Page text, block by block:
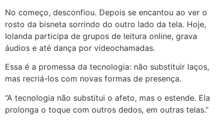
No começo, desconfiou. Depois se encantou ao ver o
rosto da bisneta sorrindo do outro lado da tela. Hoje,
Iolanda participa de grupos de leitura online, grava
áudios e até dança por videochamadas.
Essa é a promessa da tecnologia: não substituir laços,
mas recriá-los com novas formas de presença.
“A tecnologia não substitui o afeto, mas o estende. Ela
prolonga o toque com outros dedos, em outras telas.”